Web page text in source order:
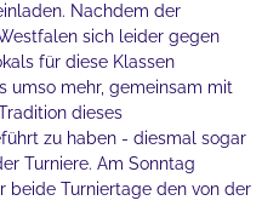
Nachdem der
sich leider gegen
für diese Klassen
umso mehr, gemeinsam mit
dieses
zu haben - diesmal sogar
Turniere. Am Sonntag
beide Turniertage den von der